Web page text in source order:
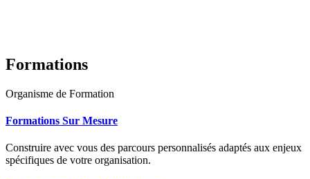
Formations
Organisme de Formation
Formations Sur Mesure
Construire avec vous des parcours personnalisés adaptés aux enjeux
spécifiques de votre organisation.